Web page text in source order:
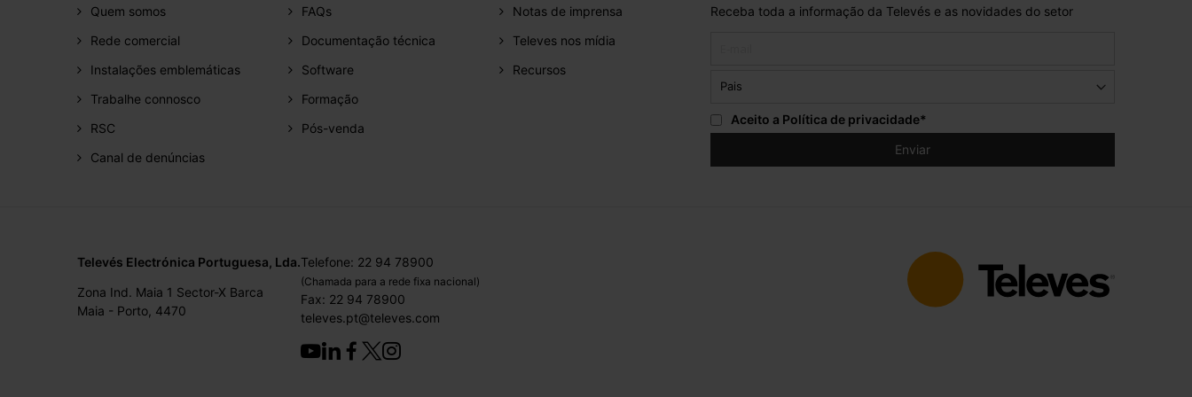
Quem somos
Rede comercial
Instalações emblemáticas
Trabalhe connosco
RSC
Canal de denúncias
FAQs
Documentação técnica
Software
Formação
Pós-venda
Notas de imprensa
Televes nos mídia
Recursos
Receba toda a informação da Televés e as novidades do setor
Aceito a Política de privacidade*
Televés Electrónica Portuguesa, Lda.
Zona Ind. Maia 1 Sector-X Barca
Maia - Porto, 4470
Telefone: 22 94 78900
(Chamada para a rede fixa nacional)
Fax: 22 94 78900
televes.pt@televes.com